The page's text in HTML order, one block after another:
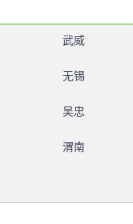
武威
无锡
吴忠
渭南